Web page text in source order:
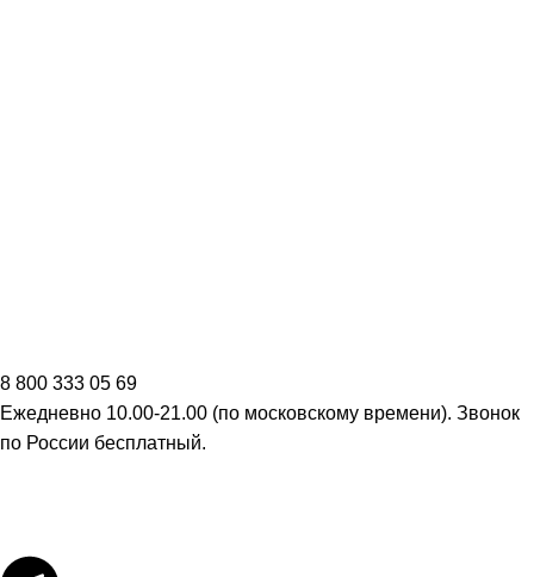
8 800 333 05 69
Ежедневно 10.00-21.00 (по московскому времени). Звонок
по России бесплатный.